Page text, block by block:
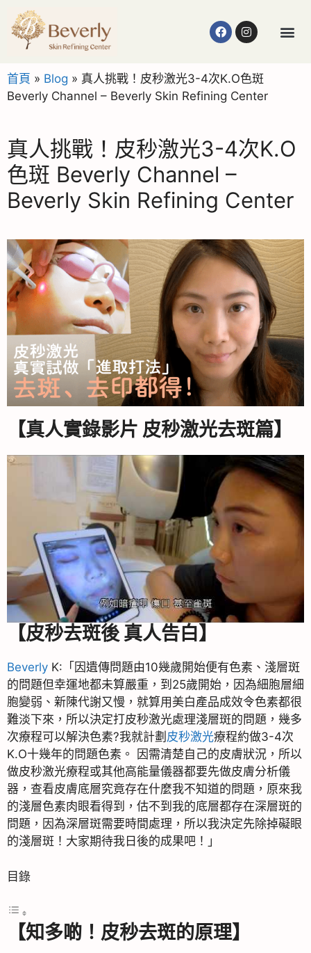
首頁 » Blog » 真人挑戰！皮秒激光3-4次K.O色斑
Beverly Channel – Beverly Skin Refining Center
真人挑戰！皮秒激光3-4次K.O
色斑 Beverly Channel –
Beverly Skin Refining Center
【真人實錄影片 皮秒激光去斑篇】
【皮秒去斑後 真人告白】
Beverly K:「因遺傳問題由10幾歲開始便有色素、淺層斑
的問題但幸運地都未算嚴重，到25歲開始，因為細胞層細
胞變弱、新陳代謝又慢，就算用美白產品成效令色素都很
難淡下來，所以決定打皮秒激光處理淺層斑的問題，幾多
次療程可以解決色素?我就計劃 皮秒激光療程約做3-4次
K.O十幾年的問題色素。 因需清楚自己的皮膚狀況，所以
做皮秒激光療程或其他高能量儀器都要先做皮膚分析儀
器，查看皮膚底層究竟存在什麼我不知道的問題，原來我
的淺層色素肉眼看得到，估不到我的底層都存在深層斑的
問題，因為深層斑需要時間處理，所以我決定先除掉礙眼
的淺層斑！大家期待我日後的成果吧！」
目錄
【知多啲！皮秒去斑的原理】